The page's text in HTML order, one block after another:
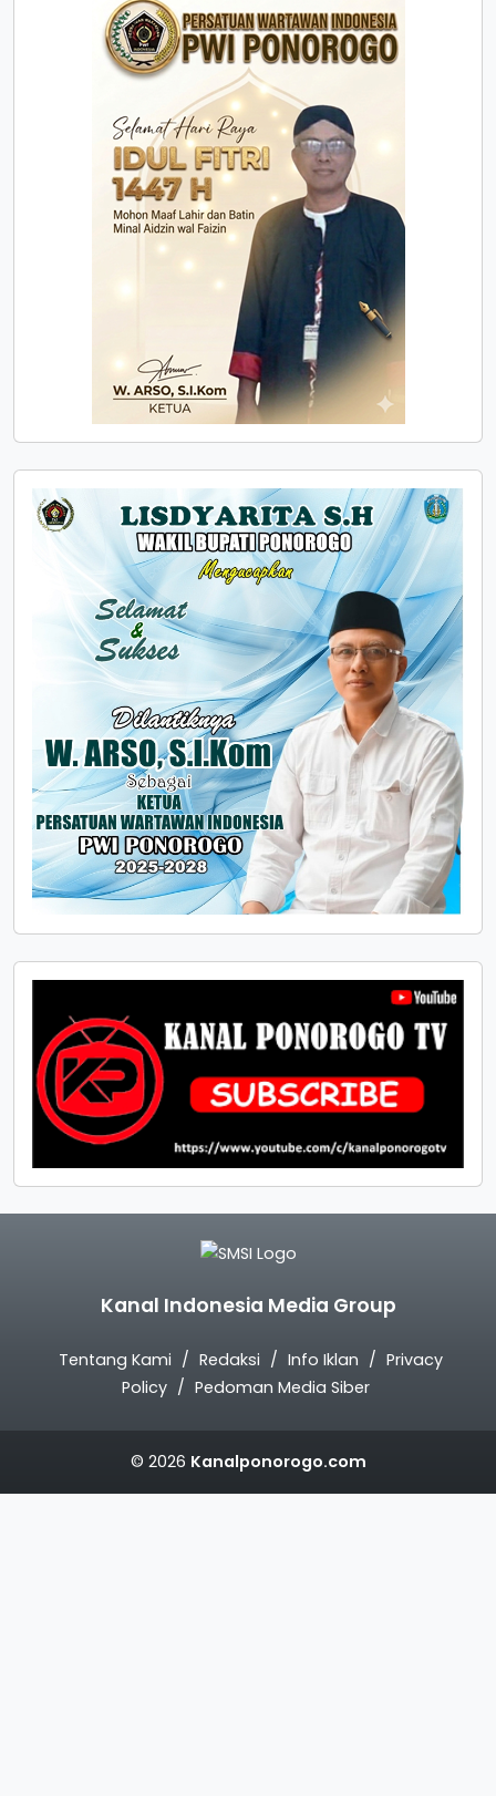
Kanal Indonesia Media Group
Tentang Kami Redaksi Info Iklan
Privacy
Policy
Pedoman Media Siber
© 2026 Kanalponorogo.com